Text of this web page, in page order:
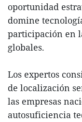
oportunidad
domine
participación en
globales.
Los expertos
de localización
las empresas
autosuficiencia